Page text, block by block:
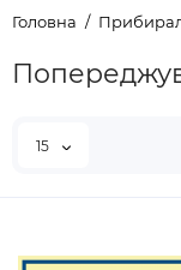
Головна
15